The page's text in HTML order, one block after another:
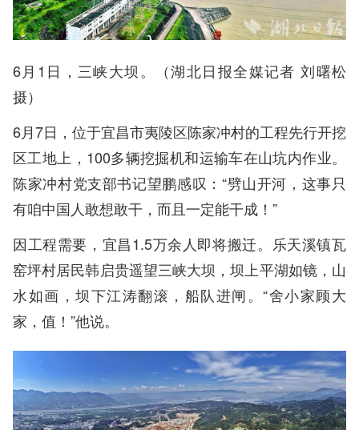
6月1日，三峡大坝。（湖北日报全媒记者 刘曙松
摄）
6月7日，位于宜昌市夷陵区陈家冲村的工程先行开挖
区工地上，100多辆挖掘机和运输车在山坑内作业。
陈家冲村党支部书记望鹏感叹：“劈山开河，这事只
有咱中国人敢想敢干，而且一定能干成！”
因工程需要，宜昌1.5万余人即将搬迁。乐天溪镇瓦
窑坪村居民韩启贵遥望三峡大坝，坝上平湖如镜，山
水如画，坝下江涛翻滚，船队进闸。“舍小家顾大
家，值！”他说。